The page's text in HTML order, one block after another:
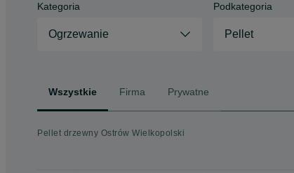
Kategoria
Ogrzewanie
Podkategoria
Pellet
Wszystkie Firma Prywatne
Pellet drzewny Ostrów Wielkopolski